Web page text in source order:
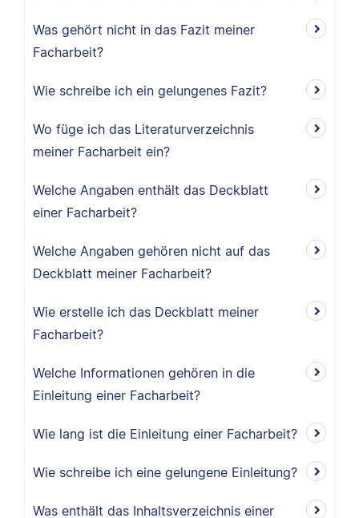
Was gehört nicht in das Fazit meiner
Facharbeit?
Wie schreibe ich ein gelungenes Fazit?
Wo füge ich das Literaturverzeichnis
meiner Facharbeit ein?
Welche Angaben enthält das Deckblatt
einer Facharbeit?
Welche Angaben gehören nicht auf das
Deckblatt meiner Facharbeit?
Wie erstelle ich das Deckblatt meiner
Facharbeit?
Welche Informationen gehören in die
Einleitung einer Facharbeit?
Wie lang ist die Einleitung einer Facharbeit?
Wie schreibe ich eine gelungene Einleitung?
Was enthält das Inhaltsverzeichnis einer